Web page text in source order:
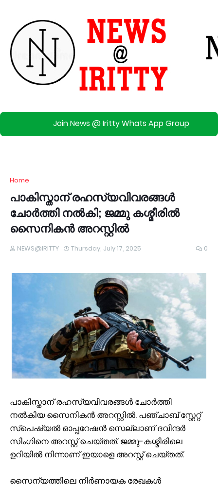
Join News @ Iritty Whats App Group
Home
പാകിസ്താന് രഹസ്യവിവരങ്ങൾ
ചോർത്തി നൽകി; ജമ്മു കശ്മീരിൽ
സൈനികൻ അറസ്റ്റിൽ
NEWS@IRITTY Thursday, July 17, 2025 0
പാകിസ്താന് രഹസ്യവിവരങ്ങൾ ചോർത്തി
നൽകിയ സൈനികൻ അറസ്റ്റിൽ. പഞ്ചാബ് സ്റ്റേറ്റ്
സ്പെഷ്യൽ ഓപ്പറേഷൻ സെല്ലാണ് ദവീന്ദർ
സിംഗിനെ അറസ്റ്റ് ചെയ്തത്. ജമ്മു-കശ്മീരിലെ
ഉറിയിൽ നിന്നാണ് ഇയാളെ അറസ്റ്റ് ചെയ്തത്.
സൈന്യത്തിലെ നിർണായക രേഖകൾ